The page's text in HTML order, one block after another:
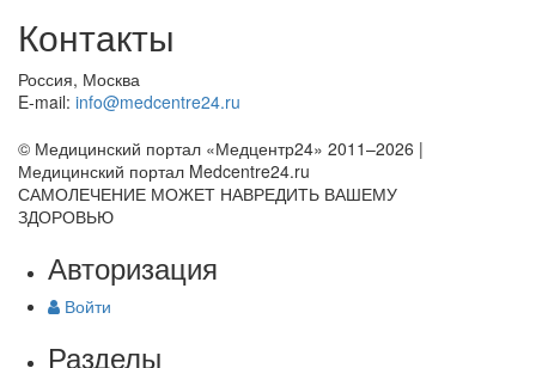
Контакты
Россия, Москва
E-mail: info@medcentre24.ru
© Медицинский портал «Медцентр24» 2011–2026 |
Медицинский портал Medcentre24.ru
САМОЛЕЧЕНИЕ МОЖЕТ НАВРЕДИТЬ ВАШЕМУ
ЗДОРОВЬЮ
Авторизация
Войти
Разделы